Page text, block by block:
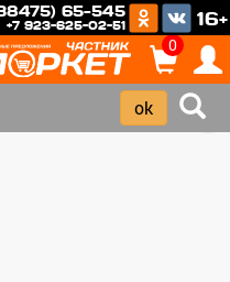
65-545
+7 923-625-02-51 16+
0
›